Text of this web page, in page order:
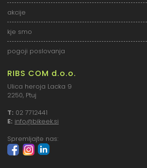
akcije
kje smo
pogoji poslovanja
RIBS COM d.o.o.
Ulica heroja Lacka 9
2250, Ptuj
T: 02 7712441
E: info@bikeek.si
Spremljajte nas: